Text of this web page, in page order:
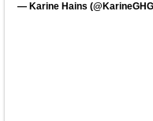
— Karine Hains